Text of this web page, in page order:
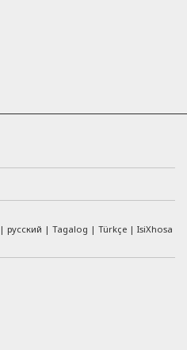
русский Tagalog Türkçe IsiXhosa